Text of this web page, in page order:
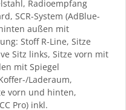
Radioempfang
SCR-System (AdBlue-
außen mit
Stoff R-Line, Sitze
Sitz links, Sitze vorn mit
mit Spiegel
Laderaum,
vorn und hinten,
Pro) inkl.